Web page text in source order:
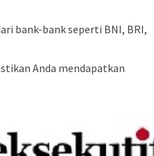
bank-bank seperti BNI, BRI,
Anda mendapatkan